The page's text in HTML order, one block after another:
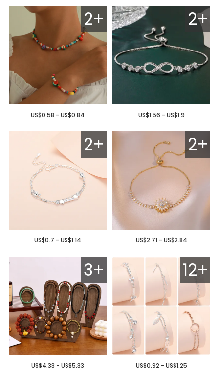
2+
US$1.56 - US$1.9
2+
US$0.58 - US$0.84
2+
US$2.71 - US$2.84
2+
US$0.7 - US$1.14
12+
US$0.92 - US$1.25
3+
US$4.33 - US$5.33